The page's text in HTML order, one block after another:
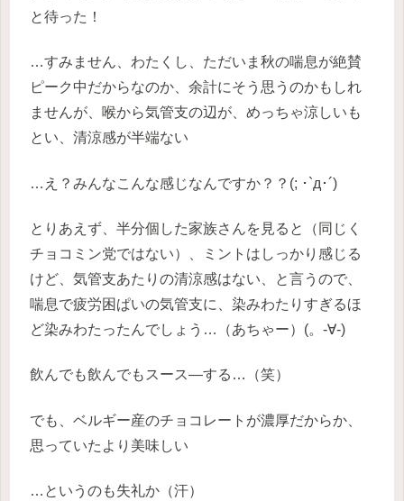
と待った！
…すみません、わたくし、ただいま秋の喘息が絶賛
ピーク中だからなのか、余計にそう思うのかもしれ
ませんが、喉から気管支の辺が、めっちゃ涼しいも
とい、清涼感が半端ない
…え？みんなこんな感じなんですか？？(; ･`д･´)
とりあえず、半分個した家族さんを見ると（同じく
チョコミン党ではない）、ミントはしっかり感じる
けど、気管支あたりの清涼感はない、と言うので、
喘息で疲労困ぱいの気管支に、染みわたりすぎるほ
ど染みわたったんでしょう…（あちゃー）(。-∀-)
飲んでも飲んでもスース―する…（笑）
でも、ベルギー産のチョコレートが濃厚だからか、
思っていたより美味しい
…というのも失礼か（汗）